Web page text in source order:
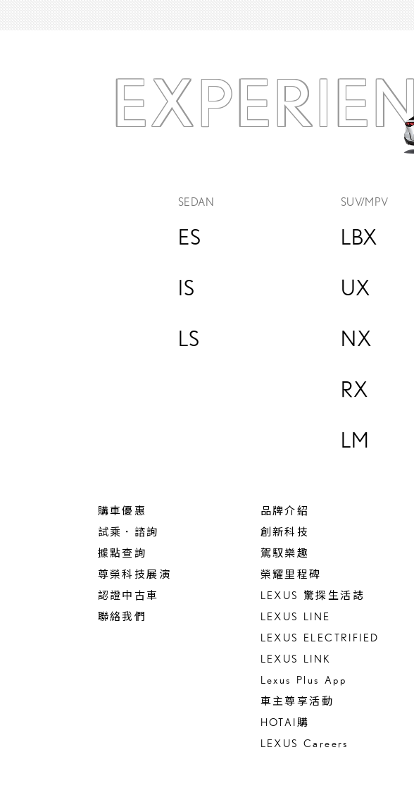
SEDAN
ES
IS
LS
SUV/MPV
LBX
UX
NX
RX
LM
購車優惠
試乘．諮詢
據點查詢
尊榮科技展演
認證中古車
聯絡我們
品牌介紹
創新科技
駕馭樂趣
榮耀里程碑
LEXUS 驚探生活誌
LEXUS LINE
LEXUS ELECTRIFIED
LEXUS LINK
Lexus Plus App
車主尊享活動
HOTAI購
LEXUS Careers